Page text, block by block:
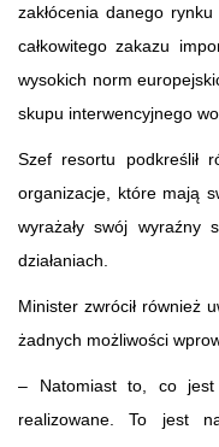
zakłócenia danego
całkowitego zakazu
wysokich norm
skupu interwencyjnego
Szef resortu podkreślił
organizacje, które mają
wyrażały swój wyraźny
działaniach.
Minister zwrócił również
żadnych możliwości
– Natomiast to, co
realizowane. To jest